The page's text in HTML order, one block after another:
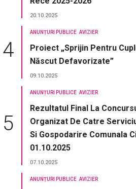
20.10.2025
ANUNȚURI PUBLICE AVIZIER
Proiect „Sprijin Pentru
Născut Defavorizate”
09.10.2025
ANUNȚURI PUBLICE AVIZIER
Rezultatul Final La
Organizat De Catre
Si Gospodarire Comunala
01.10.2025
07.10.2025
ANUNȚURI PUBLICE AVIZIER